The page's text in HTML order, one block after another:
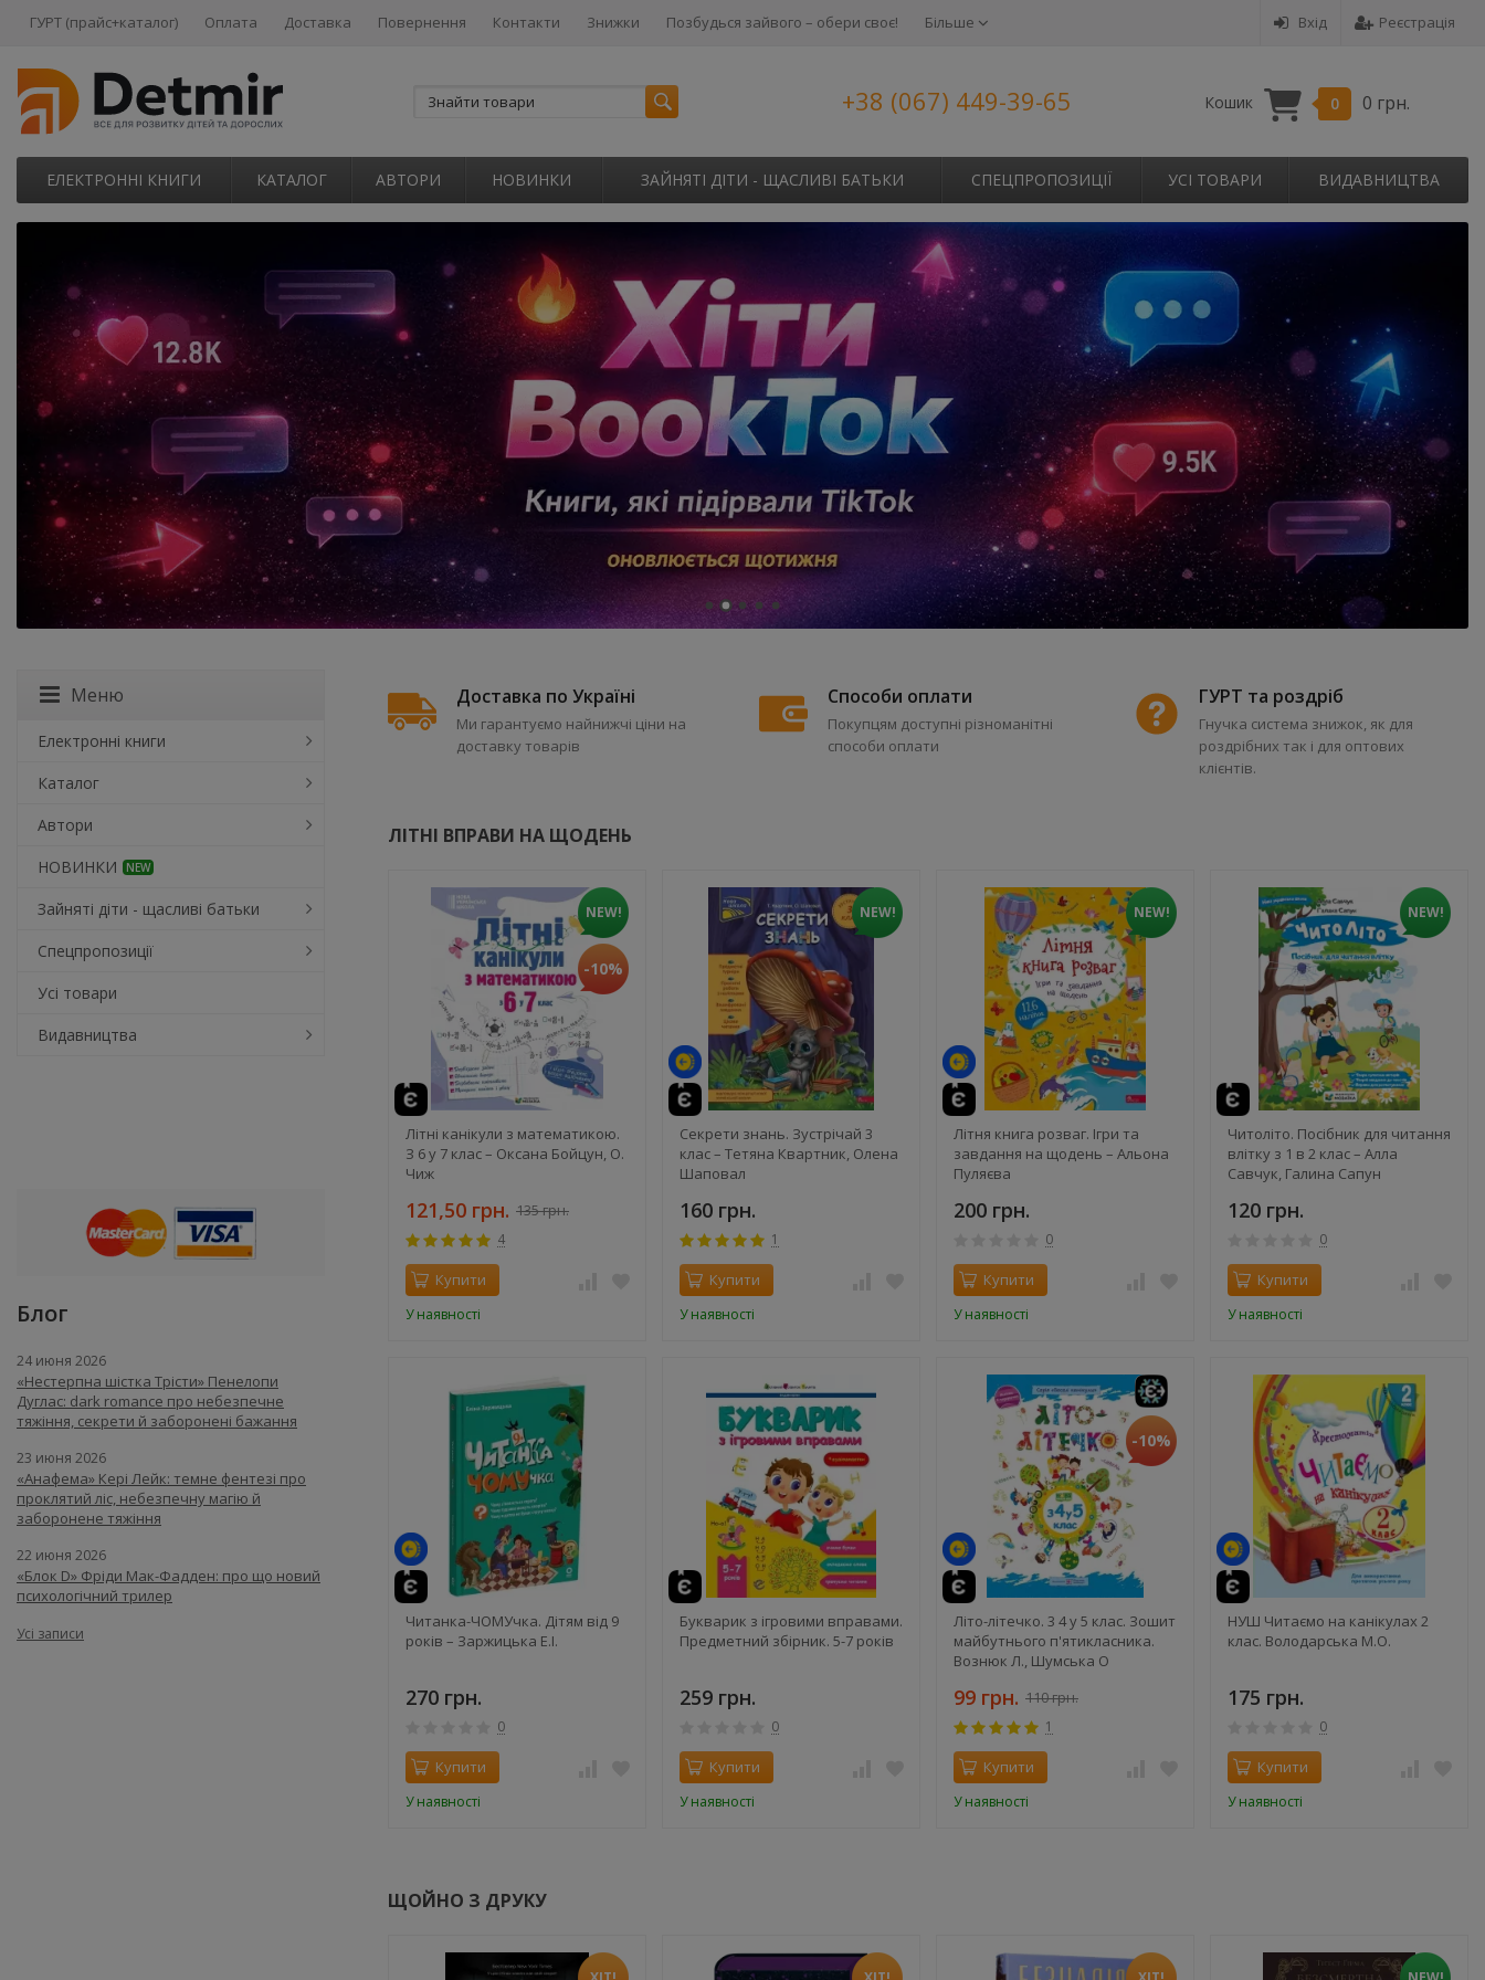
Вхід Реєстрація
ГУРТ (прайс+каталог) Оплата Доставка Повернення Контакти Знижки Позбудься зайвого – обери своє! Більше
+38 (067) 449-39-65 Кошик 0 0 грн.
ЕЛЕКТРОННІ КНИГИ КАТАЛОГ АВТОРИ НОВИНКИ ЗАЙНЯТІ ДІТИ - ЩАСЛИВІ БАТЬКИ СПЕЦПРОПОЗИЦІЇ УСІ ТОВАРИ ВИДАВНИЦТВА
Доставка по Україні
Ми гарантуємо найнижчі ціни на
доставку товарів
Способи оплати
Покупцям доступні різноманітні
способи оплати
ГУРТ та роздріб
Гнучка система знижок, як для
роздрібних так і для оптових
клієнтів.
ЛІТНІ ВПРАВИ НА ЩОДЕНЬ
NEW!
-10%
Літні канікули з математикою.
З 6 у 7 клас – Оксана Бойцун, О.
Чиж
121,50 грн. 135 грн.
4
Купити
У наявності
NEW!
Секрети знань. Зустрічай 3
клас – Тетяна Квартник, Олена
Шаповал
160 грн.
1
Купити
У наявності
NEW!
Літня книга розваг. Ігри та
завдання на щодень – Альона
Пуляєва
200 грн.
0
Купити
У наявності
NEW!
Читоліто. Посібник для читання
влітку з 1 в 2 клас – Алла
Савчук, Галина Сапун
120 грн.
0
Купити
У наявності
Читанка-ЧОМУчка. Дітям від 9
років – Заржицька Е.І.
270 грн.
0
Купити
У наявності
Букварик з ігровими вправами.
Предметний збірник. 5-7 років
259 грн.
0
Купити
У наявності
-10%
Літо-літечко. 3 4 у 5 клас. Зошит
майбутнього п'ятикласника.
Вознюк Л., Шумська О
99 грн. 110 грн.
1
Купити
У наявності
НУШ Читаємо на канікулах 2
клас. Володарська М.О.
175 грн.
0
Купити
У наявності
ЩОЙНО З ДРУКУ
Меню
Електронні книги
Каталог
Автори
НОВИНКИ
NEW
Зайняті діти - щасливі батьки
Спецпропозиції
Усі товари
Видавництва
Блог
24 июня 2026
«Нестерпна шістка Трісти» Пенелопи
Дуглас: dark romance про небезпечне
тяжіння, секрети й заборонені бажання
23 июня 2026
«Анафема» Кері Лейк: темне фентезі про
проклятий ліс, небезпечну магію й
заборонене тяжіння
22 июня 2026
«Блок D» Фріди Мак-Фадден: про що новий
психологічний трилер
Усі записи